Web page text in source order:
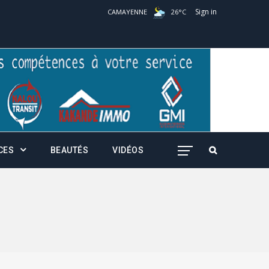
CAMAYENNE 26°C Sign in
BEAUTÉS VIDÉOS